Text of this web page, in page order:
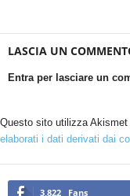
LASCIA UN
Entra per lasciare un
Questo sito utilizza Akismet
elaborati i dati derivati dai
3,822 Fans